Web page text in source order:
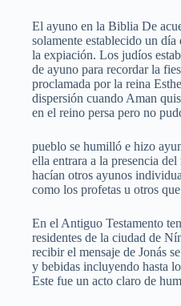
El ayuno en la Biblia De
solamente establecido un
la expiación. Los judíos
de ayuno para recordar la
proclamada por la reina
dispersión cuando Aman
en el reino persa pero no
pueblo se humilló e hizo
ella entrara a la presencia
hacían otros ayunos
como los profetas u otros
En el Antiguo Testamento
residentes de la ciudad de
recibir el mensaje de Jonás
y bebidas incluyendo hasta
Este fue un acto claro de